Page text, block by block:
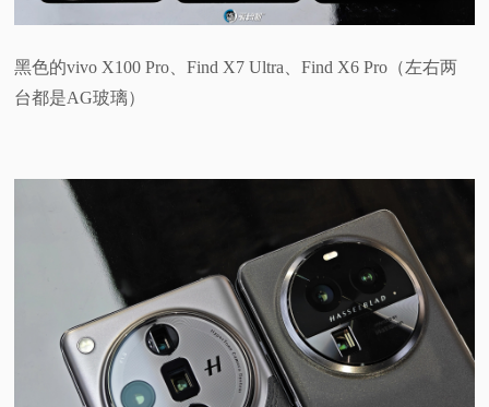
黑色的vivo X100 Pro、Find X7 Ultra、Find X6 Pro（左右两
台都是AG玻璃）